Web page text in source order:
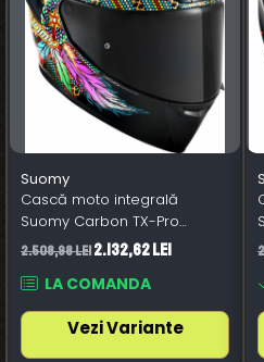
Suomy
Cască moto integrală
Suomy Carbon TX-Pro
Chieftain Multi Carbon
2.508,98 Lei2.132,62 Lei
LA COMANDA
Vezi Variante